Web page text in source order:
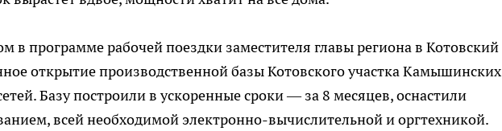
в программе рабочей поездки заместителя главы региона в Котовский
открытие производственной базы Котовского участка Камышинских
Базу построили в ускоренные сроки — за 8 месяцев, оснастили
всей необходимой электронно-вычислительной и оргтехникой.